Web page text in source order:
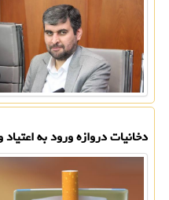
دخانیات دروازه ورود به